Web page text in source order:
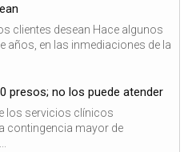
clientes desean Hace algunos
años, en las inmediaciones de la
presos; no los puede atender
los servicios clínicos
contingencia mayor de